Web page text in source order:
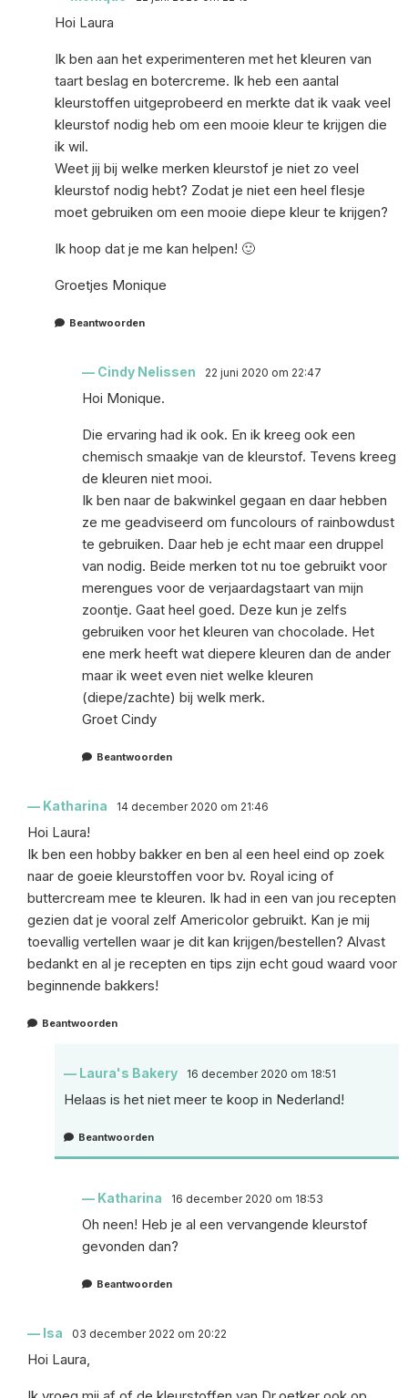
Hoi Laura
Ik ben aan het experimenteren met het kleuren van
taart beslag en botercreme. Ik heb een aantal
kleurstoffen uitgeprobeerd en merkte dat ik vaak veel
kleurstof nodig heb om een mooie kleur te krijgen die
ik wil.
Weet jij bij welke merken kleurstof je niet zo veel
kleurstof nodig hebt? Zodat je niet een heel flesje
moet gebruiken om een mooie diepe kleur te krijgen?
Ik hoop dat je me kan helpen! 🙂
Groetjes Monique
Beantwoorden
Cindy Nelissen 22 juni 2020 om 22:47
Hoi Monique.
Die ervaring had ik ook. En ik kreeg ook een
chemisch smaakje van de kleurstof. Tevens kreeg
de kleuren niet mooi.
Ik ben naar de bakwinkel gegaan en daar hebben
ze me geadviseerd om funcolours of rainbowdust
te gebruiken. Daar heb je echt maar een druppel
van nodig. Beide merken tot nu toe gebruikt voor
merengues voor de verjaardagstaart van mijn
zoontje. Gaat heel goed. Deze kun je zelfs
gebruiken voor het kleuren van chocolade. Het
ene merk heeft wat diepere kleuren dan de ander
maar ik weet even niet welke kleuren
(diepe/zachte) bij welk merk.
Groet Cindy
Beantwoorden
Katharina 14 december 2020 om 21:46
Hoi Laura!
Ik ben een hobby bakker en ben al een heel eind op zoek
naar de goeie kleurstoffen voor bv. Royal icing of
buttercream mee te kleuren. Ik had in een van jou recepten
gezien dat je vooral zelf Americolor gebruikt. Kan je mij
toevallig vertellen waar je dit kan krijgen/bestellen? Alvast
bedankt en al je recepten en tips zijn echt goud waard voor
beginnende bakkers!
Beantwoorden
Laura's Bakery 16 december 2020 om 18:51
Helaas is het niet meer te koop in Nederland!
Beantwoorden
Katharina 16 december 2020 om 18:53
Oh neen! Heb je al een vervangende kleurstof
gevonden dan?
Beantwoorden
Isa 03 december 2022 om 20:22
Hoi Laura,